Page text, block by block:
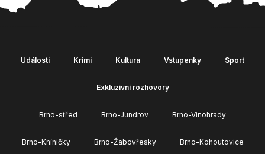
Události Krimi Kultura Vstupenky Sport
Exkluzivní rozhovory
Brno-střed Brno-Jundrov Brno-Vinohrady
Brno-Kníničky Brno-Žabovřesky Brno-Kohoutovice